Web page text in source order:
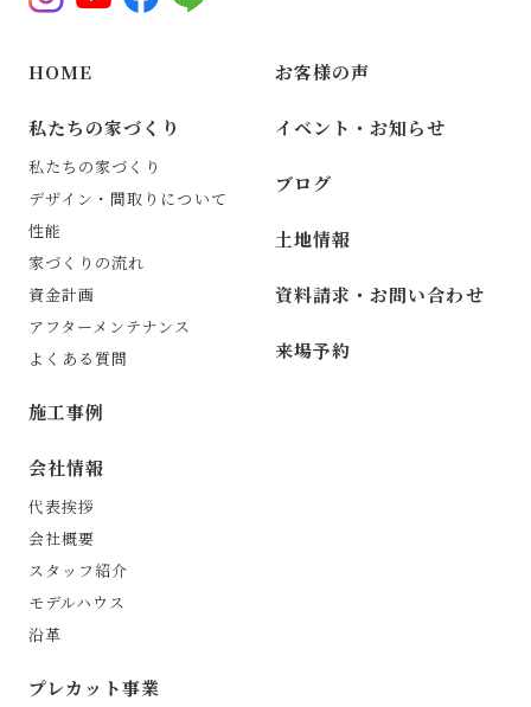
HOME
私たちの家づくり
私たちの家づくり
デザイン・間取りについて
性能
家づくりの流れ
資金計画
アフターメンテナンス
よくある質問
施工事例
お客様の声
イベント・お知らせ
ブログ
土地情報
資料請求・お問い合わせ
来場予約
会社情報
代表挨拶
会社概要
スタッフ紹介
モデルハウス
沿革
プレカット事業